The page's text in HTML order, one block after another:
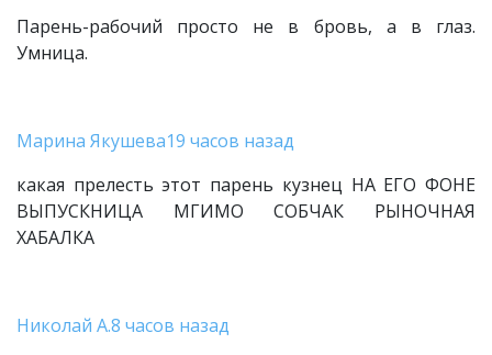
Парень-рабочий просто не в бровь, а в глаз.
Умница.
Марина Якушева19 часов назад
какая прелесть этот парень кузнец НА ЕГО ФОНЕ
ВЫПУСКНИЦА МГИМО СОБЧАК РЫНОЧНАЯ
ХАБАЛКА
Николай А.8 часов назад